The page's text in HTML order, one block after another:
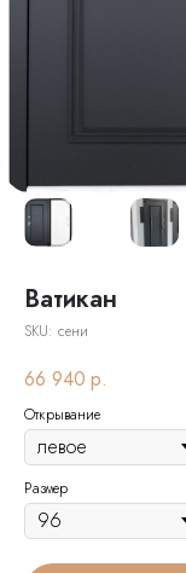
Ватикан
SKU: сени
66 940 р.
Открывание
Размер